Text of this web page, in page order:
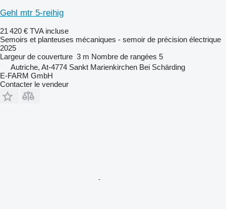
Gehl mtr 5-reihig
21 420 € TVA incluse
Semoirs et planteuses mécaniques - semoir de précision électrique
2025
Largeur de couverture 3 m Nombre de rangées 5
Autriche, At-4774 Sankt Marienkirchen Bei Schärding
E-FARM GmbH
Contacter le vendeur